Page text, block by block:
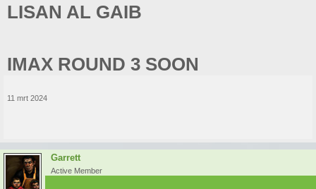
LISAN AL GAIB
IMAX ROUND 3 SOON
11 mrt 2024
Garrett
Active Member